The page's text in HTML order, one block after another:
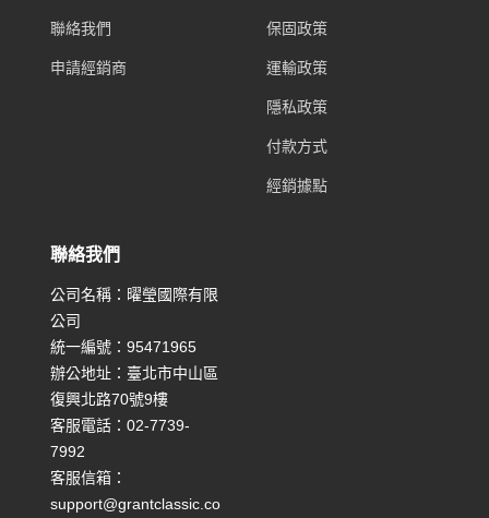
聯絡我們
申請經銷商
保固政策
運輸政策
隱私政策
付款方式
經銷據點
聯絡我們
公司名稱：曜瑩國際有限
公司
統一編號：95471965
辦公地址：臺北市中山區
復興北路70號9樓
客服電話：02-7739-
7992
客服信箱：
support@grantclassic.co